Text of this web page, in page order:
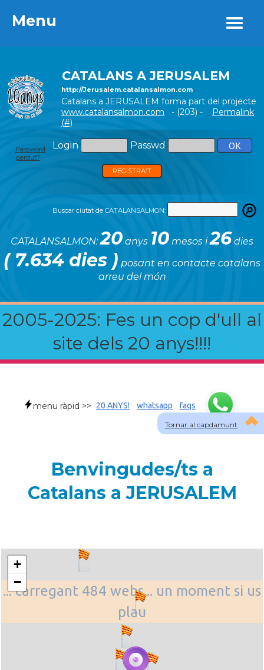
Menu
CATALANS A JERUSALEM
http://Jerusalem.catalansalmon.com
Catalans a JERUSALEM forma part del projecte
www.catalansalmon.com - (203) - Permalink
(#)
Login Passwd
Password
perdut?
REGISTRA'T
Buscar ciutat de CATALANSALMON:
CATALANSALMON:20 anys 10 mesos i26 dies
( 7.634 dies ) posant en contacte catalans
arreu del món
2005-2025: Fes un cop d'ull al
site dels 20 anys!!!!
Menu
Tornar al capdamunt
menu ràpid >> 20 ANYS! whatsapp faqs
Benvingudes/ts a
Catalans a JERUSALEM
... carregant 484 webs... un moment si us
plau
+
−